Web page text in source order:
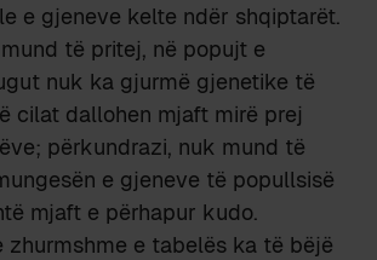
e gjeneve kelte ndër shqiptarët.
të pritej, në popujt e
nuk ka gjurmë gjenetike të
cilat dallohen mjaft mirë prej
përkundrazi, nuk mund të
e gjeneve të popullsisë
mjaft e përhapur kudo.
zhurmshme e tabelës ka të bëjë